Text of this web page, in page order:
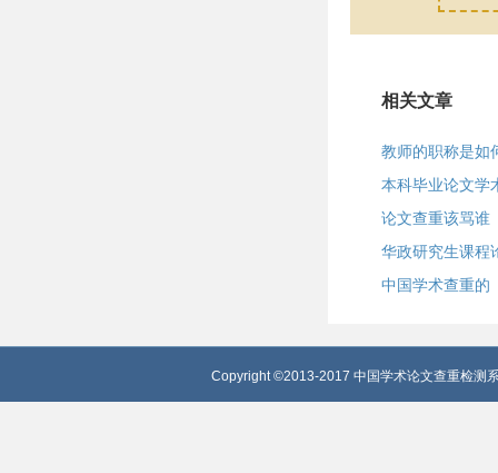
相关文章
教师的职称是如
本科毕业论文学
论文查重该骂谁
华政研究生课程
中国学术查重的
Copyright ©2013-2017 中国学术论文查重检